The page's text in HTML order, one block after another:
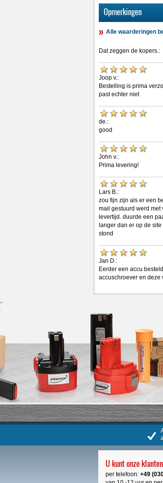
Opmerkingen
Alle waarderingen
Dat zeggen de kopers.:
Joop v.:
Bestelling is prima
past echter niet
de.:
good
John v.:
Prima levering!
Lars B.:
zou fijn zijn als er een
mail gestuurd werd met
levertijd. duurde een
langer dan er op de
stond
Jan D.:
Eerder een accu
accuschroever en deze
U kunt onze
per telefoon: +49